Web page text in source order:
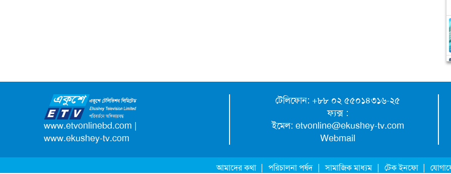
www.etvonlinebd.com |
www.ekushey-tv.com
টেলিফোন: +৮৮ ০২ ৫৫০১৪৩১৬-২৫
ফ্যক্স :
ইমেল: etvonline@ekushey-tv.com
Webmail
আমাদের কথা | পরিচালনা পর্ষদ | সামাজিক মাধ্যম | টেক ইনফো |